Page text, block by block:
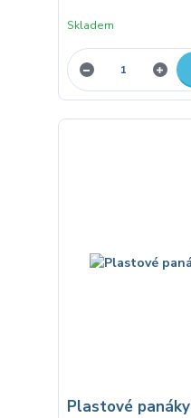
Skladem
Plastové